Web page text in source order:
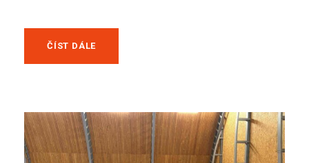
ČÍST DÁLE